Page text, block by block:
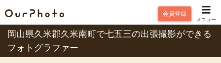
会員登録
メニュー
岡山県久米郡久米南町で七五三の出張撮影ができる
フォトグラファー